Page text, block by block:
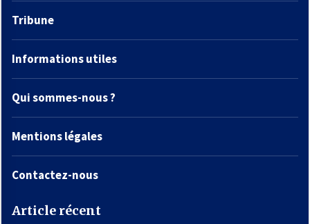
Tribune
Informations utiles
Qui sommes-nous ?
Mentions légales
Contactez-nous
Article récent